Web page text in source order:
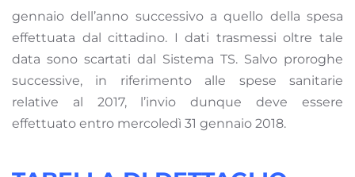
gennaio dell’anno successivo a quello della spesa
effettuata dal cittadino. I dati trasmessi oltre tale
data sono scartati dal Sistema TS. Salvo proroghe
successive, in riferimento alle spese sanitarie
relative al 2017, l’invio dunque deve essere
effettuato entro mercoledì 31 gennaio 2018.